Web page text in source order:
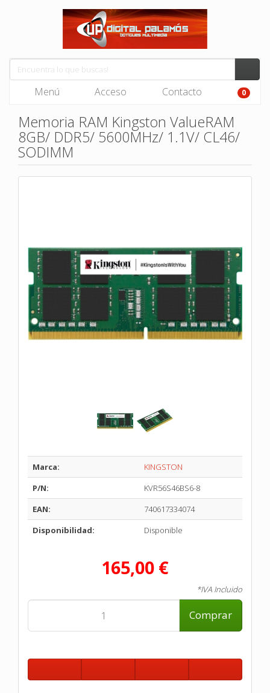
Menú Acceso Contacto 0
Memoria RAM Kingston ValueRAM
8GB/ DDR5/ 5600MHz/ 1.1V/ CL46/
SODIMM
Marca:
KINGSTON
P/N:
KVR56S46BS6-8
EAN:
740617334074
Disponibilidad:
Disponible
165,00 €
*IVA Incluido
Comprar